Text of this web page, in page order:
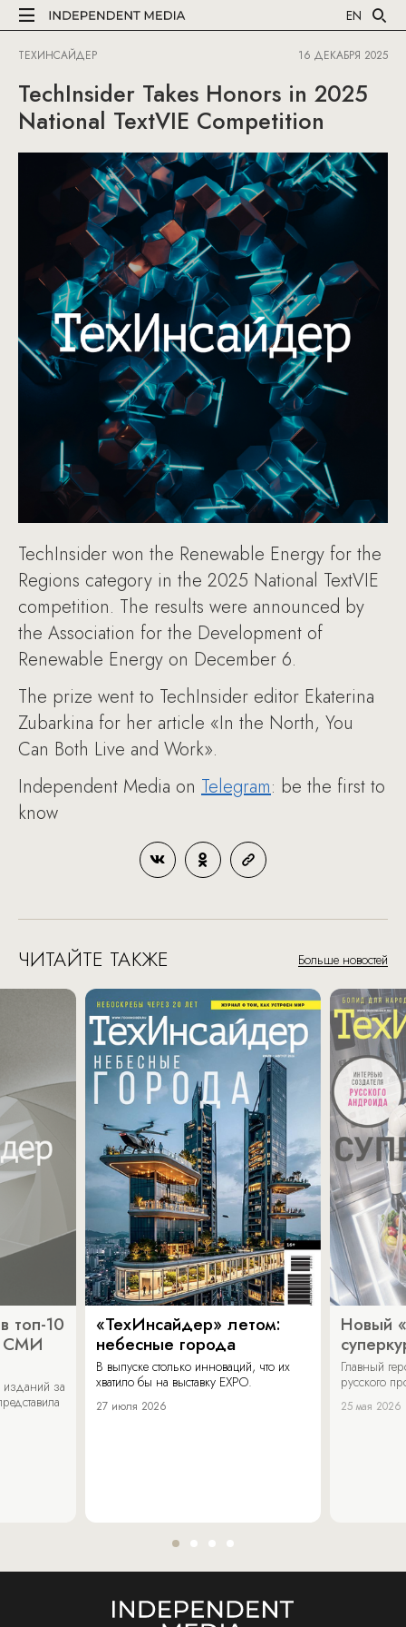
EN
ТЕХИНСАЙДЕР 16 ДЕКАБРЯ 2025
TechInsider Takes Honors in 2025
National TextVIE Competition
TechInsider won the Renewable Energy for the
Regions category in the 2025 National TextVIE
competition. The results were announced by
the Association for the Development of
Renewable Energy on December 6.
The prize went to TechInsider editor Ekaterina
Zubarkina for her article «In the North, You
Can Both Live and Work».
Independent Media on Telegram: be the first to
know
ЧИТАЙТЕ ТАКЖЕ Больше новостей
топ-10
СМИ
изданий за
«ТехИнсайдер» летом:
небесные города
В выпуске столько инноваций, что их
хватило бы на выставку EXPO.
27 июля 2026
Новый
Главный
русского
25 мая 2026